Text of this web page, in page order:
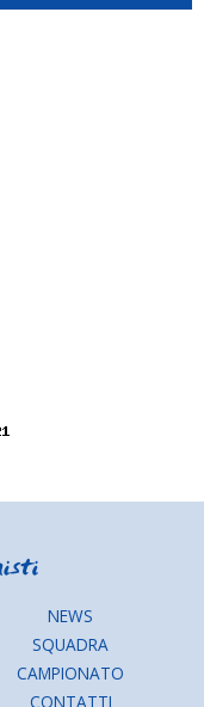
NEWS
SQUADRA
CAMPIONATO
CONTATTI